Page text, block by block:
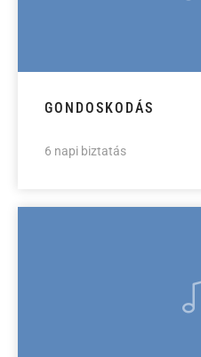
GONDOSKODÁS
6 napi biztatás